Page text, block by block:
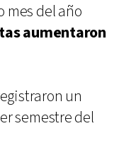
mes del año
aumentaron
un
semestre del